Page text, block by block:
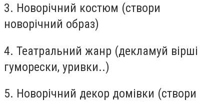
3. Новорічний костюм (створи
новорічний образ)
4. Театральний жанр (декламуй вірші
гуморески, уривки..)
5. Новорічний декор домівки (створи